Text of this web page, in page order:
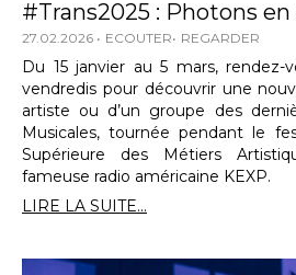
#Trans2025 : Photons en
27.02.2026 ECOUTER REGARDER
Du 15 janvier au 5 mars,
vendredis pour découvrir une
artiste ou d’un groupe des
Musicales, tournée pendant le
Supérieure des Métiers
fameuse radio américaine KEXP.
LIRE LA SUITE...